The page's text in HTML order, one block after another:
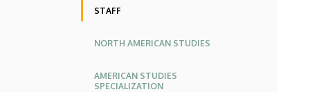
STAFF
NORTH AMERICAN STUDIES
AMERICAN STUDIES
SPECIALIZATION